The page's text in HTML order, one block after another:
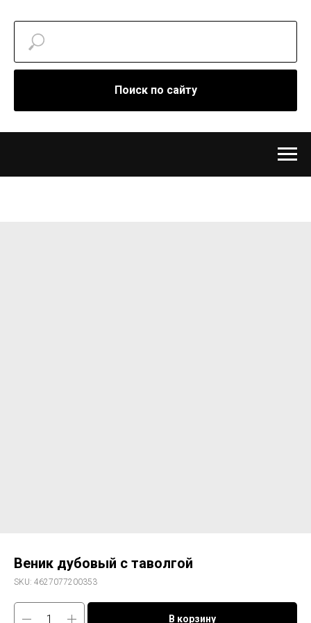
Поиск по сайту
Веник дубовый с таволгой
SKU: 4627077200353
В корзину